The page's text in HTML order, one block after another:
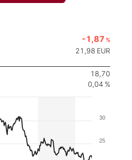
-1,87 %
21,98 EUR
18,70
0,04 %
25
30